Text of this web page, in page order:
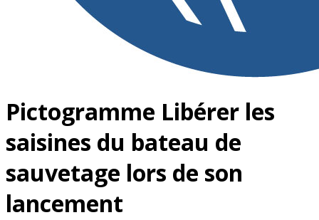
Pictogramme Libérer les
saisines du bateau de
sauvetage lors de son
lancement